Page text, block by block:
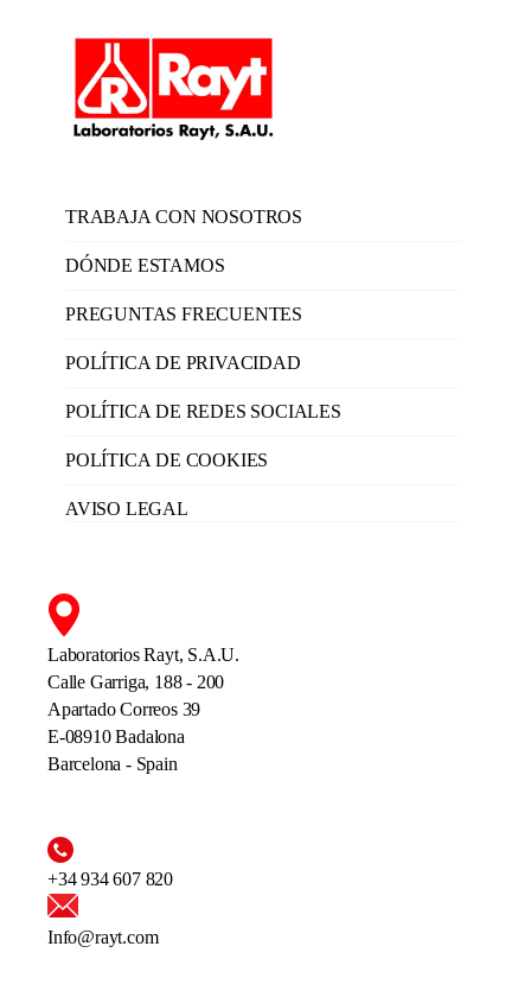
TRABAJA CON NOSOTROS
DÓNDE ESTAMOS
PREGUNTAS FRECUENTES
POLÍTICA DE PRIVACIDAD
POLÍTICA DE REDES SOCIALES
POLÍTICA DE COOKIES
AVISO LEGAL
Laboratorios Rayt, S.A.U.
Calle Garriga, 188 - 200
Apartado Correos 39
E-08910 Badalona
Barcelona - Spain
+34 934 607 820
Info@rayt.com